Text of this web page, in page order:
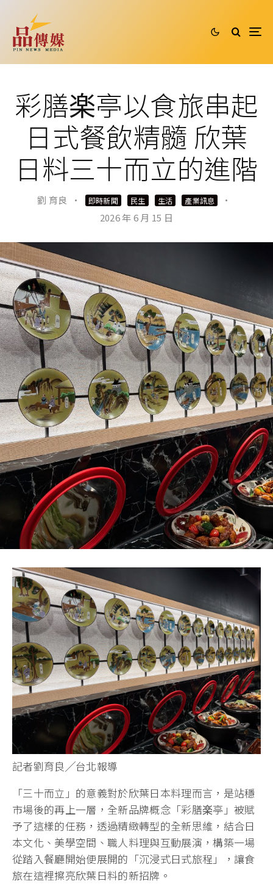
彩膳楽亭以食旅串起
日式餐飲精髓 欣葉
日料三十而立的進階
劉 育良 · 即時新聞 民生 生活 產業訊息
·
2026 年 6 月 15 日
記者劉育良╱台北報導
「三十而立」的意義對於欣葉日本料理而言，是站穩
市場後的再上一層，全新品牌概念「彩膳楽亭」被賦
予了這樣的任務，透過精緻轉型的全新思維，結合日
本文化、美學空間、職人料理與互動展演，構築一場
從踏入餐廳開始便展開的「沉浸式日式旅程」，讓食
旅在這裡擦亮欣葉日料的新招牌。